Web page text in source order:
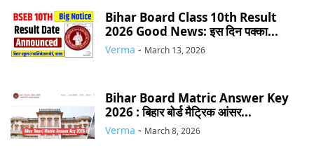
Bihar Board Class 10th Result
2026 Good News: इस दिन पक्का...
Verma - March 13, 2026
Bihar Board Matric Answer Key
2026 : बिहार बोर्ड मैट्रिक आंसर...
Verma - March 8, 2026